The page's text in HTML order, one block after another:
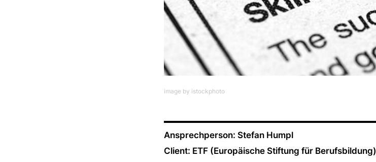
image by istockphoto
Ansprechperson: Stefan Humpl
Client: ETF (Europäische Stiftung für Berufsbildung)